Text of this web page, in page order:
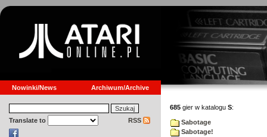
Nowinki/News Archiwum/Archive
Translate to RSS
685 gier w katalogu S:
Sabotage
Sabotage!